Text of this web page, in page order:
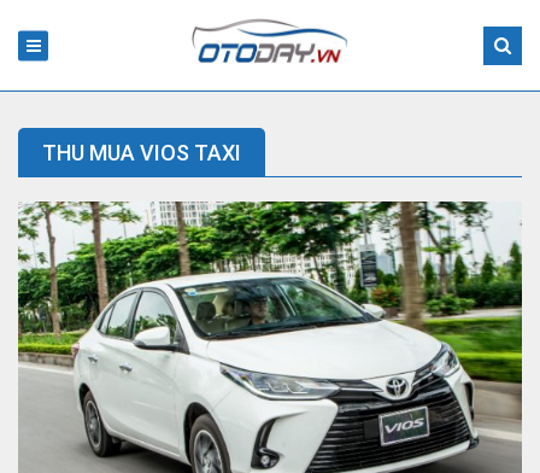
THU MUA VIOS TAXI